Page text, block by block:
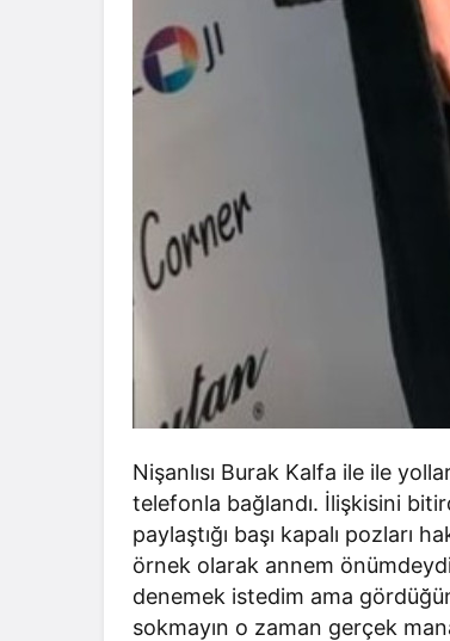
Nişanlısı Burak Kalfa ile ile
telefonla bağlandı. İlişkisini
paylaştığı başı kapalı pozları
örnek olarak annem
denemek istedim ama
sokmayın o zaman gerçek